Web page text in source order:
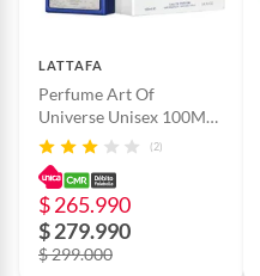
LATTAFA
Perfume Art Of
Universe Unisex 100ML
Lattafa
(2)
$ 265.990
$ 279.990
$ 299.000